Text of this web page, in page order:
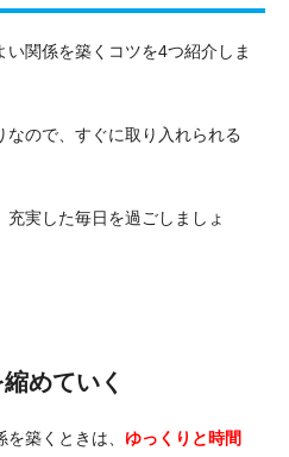
関係を築くコツを4つ紹介しま
ので、すぐに取り入れられる
実した毎日を過ごしましょ
めていく
築くときは、 ゆっくりと時間